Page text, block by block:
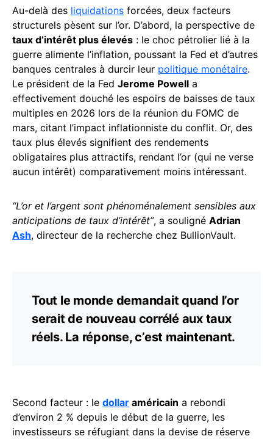
Au-delà des liquidations forcées, deux facteurs
structurels pèsent sur l’or. D’abord, la perspective de
taux d’intérêt plus élevés : le choc pétrolier lié à la
guerre alimente l’inflation, poussant la Fed et d’autres
banques centrales à durcir leur politique monétaire.
Le président de la Fed Jerome Powell a
effectivement douché les espoirs de baisses de taux
multiples en 2026 lors de la réunion du FOMC de
mars, citant l’impact inflationniste du conflit. Or, des
taux plus élevés signifient des rendements
obligataires plus attractifs, rendant l’or (qui ne verse
aucun intérêt) comparativement moins intéressant.
“L’or et l’argent sont phénoménalement sensibles aux
anticipations de taux d’intérêt”, a souligné Adrian
Ash, directeur de la recherche chez BullionVault.
Tout le monde demandait quand l’or
serait de nouveau corrélé aux taux
réels. La réponse, c’est maintenant.
Second facteur : le dollar américain a rebondi
d’environ 2 % depuis le début de la guerre, les
investisseurs se réfugiant dans la devise de réserve